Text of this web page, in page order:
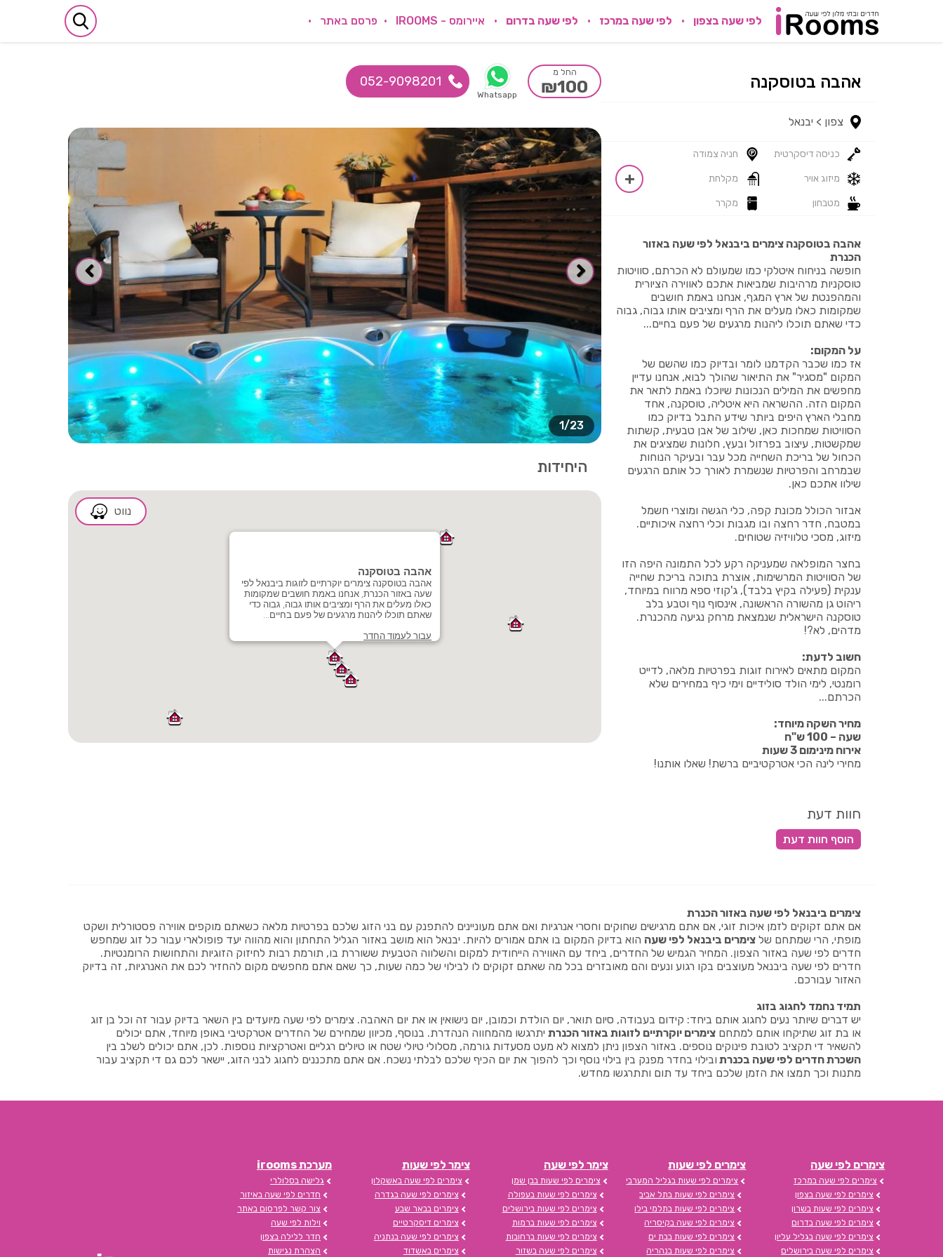
לפי שעה בצפון לפי שעה במרכז לפי שעה בדרום איירומס - IROOMS פרסם באתר
052-9098201
Whatsapp
החל מ
₪100
1/23
היחידות
נווט
אהבה בטוסקנה
אהבה בטוסקנה צימרים יוקרתיים לזוגות ביבנאל לפי
שעה באזור הכנרת, אנחנו באמת חושבים שמקומות
כאלו מעלים את הרף ומציבים אותו גבוה, גבוה כדי
שאתם תוכלו ליהנות מרגעים של פעם בחיים...
עבור לעמוד החדר
אהבה בטוסקנה
צפון > יבנאל
כניסה דיסקרטית חניה צמודה
מיזוג אויר מקלחת
מטבחון מקרר
אהבה בטוסקנה צימרים ביבנאל לפי שעה באזור
הכנרת
חופשה בניחוח איטלקי כמו שמעולם לא הכרתם, סוויטות
טוסקניות מרהיבות שמביאות אתכם לאווירה הציורית
והמהפנטת של ארץ המגף, אנחנו באמת חושבים
שמקומות כאלו מעלים את הרף ומציבים אותו גבוה, גבוה
כדי שאתם תוכלו ליהנות מרגעים של פעם בחיים...
על המקום:
אז כמו שכבר הקדמנו לומר ובדיוק כמו שהשם של
המקום "מסגיר" את התיאור שהולך לבוא, אנחנו עדיין
מחפשים את המילים הנכונות שיוכלו באמת לתאר את
המקום הזה. ההשראה היא איטליה, טוסקנה, אחד
מחבלי הארץ היפים ביותר שידע התבל בדיוק כמו
הסוויטות שמחכות כאן, שילוב של אבן טבעית, קשתות
שמקשטות, עיצוב בפרזול ובעץ, חלונות שמציגים את
הכחול של בריכת השחייה מכל עבר ובעיקר הנוחות
שבמרחב והפרטיות שנשמרת לאורך כל אותם הרגעים
שילוו אתכם כאן.
אבזור הכולל מכונת קפה, כלי הגשה ומוצרי חשמל
במטבח, חדר רחצה ובו מגבות וכלי רחצה איכותיים.
מיזוג, מסכי טלוויזיה שטוחים.
בחצר המופלאה שמעניקה רקע לכל התמונה היפה הזו
של הסוויטות המרשימות, אוצרת בתוכה בריכת שחייה
ענקית (פעילה בקיץ בלבד), ג'קוזי ספא מרווח במיוחד,
ריהוט גן מהשורה הראשונה, אינסוף נוף וטבע בלב
טוסקנה הישראלית שנמצאת מרחק נגיעה מהכנרת.
מדהים, לא?!
חשוב לדעת:
המקום מתאים לאירוח זוגות בפרטיות מלאה, לדייט
רומנטי, לימי הולד סולידיים וימי כיף במחירים שלא
הכרתם...
מחיר השקה מיוחד:
שעה – 100 ש"ח
אירוח מינימום 3 שעות
מחירי לינה הכי אטרקטיביים ברשת! שאלו אותנו!
חוות דעת
צימרים ביבנאל לפי שעה באזור הכנרת
אם אתם זקוקים לזמן איכות זוגי, אם אתם מרגישים שחוקים וחסרי אנרגיות ואם אתם מעוניינים להתפנק עם בני הזוג שלכם בפרטיות מלאה כשאתם מוקפים אווירה פסטורלית ושקט
מופתי, הרי שמתחם של צימרים ביבנאל לפי שעה הוא בדיוק המקום בו אתם אמורים להיות. יבנאל הוא מושב באזור הגליל התחתון והוא מהווה יעד פופולארי עבור כל זוג שמחפש
חדרים לפי שעה באזור הצפון. המחיר הגמיש של החדרים, ביחד עם האווירה הייחודית למקום והשלווה הטבעית ששוררת בו, תורמת רבות לחיזוק הזוגיות והתחושות הרומנטיות.
חדרים לפי שעה ביבנאל מעוצבים בקו רגוע ונעים והם מאובזרים בכל מה שאתם זקוקים לו לבילוי של כמה שעות, כך שאם אתם מחפשים מקום להחזיר לכם את האנרגיות, זה בדיוק
האזור עבורכם.
תמיד נחמד לחגוג בזוג
יש דברים שיותר נעים לחגוג אותם ביחד: קידום בעבודה, סיום תואר, יום הולדת וכמובן, יום נישואין או את יום האהבה. צימרים לפי שעה מיועדים בין השאר בדיוק עבור זה וכל בן זוג
או בת זוג שתיקחו אותם למתחם צימרים יוקרתיים לזוגות באזור הכנרת יתרגשו מהמחווה הנהדרת. בנוסף, מכיוון שמחירם של החדרים אטרקטיבי באופן מיוחד, אתם יכולים
להשאיר די תקציב לטובת פינוקים נוספים. באזור הצפון ניתן למצוא לא מעט מסעדות גורמה, מסלולי טיולי שטח או טיולים רגליים ואטרקציות נוספות. לכן, אתם יכולים לשלב בין
השכרת חדרים לפי שעה בכנרת ובילוי בחדר מפנק בין בילוי נוסף וכך להפוך את יום הכיף שלכם לבלתי נשכח. אם אתם מתכננים לחגוג לבני הזוג, יישאר לכם גם די תקציב עבור
מתנות וכך תמצו את הזמן שלכם ביחד עד תום ותתרגשו מחדש.
צימרים לפי שעה
צימרים לפי שעה במרכז
צימרים לפי שעה בצפון
צימרים לפי שעות בשרון
צימרים לפי שעה בדרום
צימרים לפי שעה בגליל עליון
צימרים לפי שעה בירושלים
צימרים לפי שעות
צימרים לפי שעות בגליל המערבי
צימרים לפי שעות בתל אביב
צימרים לפי שעות בתלמי בילו
צימרים לפי שעה בקיסריה
צימרים לפי שעות בבת ים
צימרים לפי שעות בנהריה
צימר לפי שעה
צימרים לפי שעות בבן שמן
צימרים לפי שעות בעפולה
צימרים לפי שעות בירושלים
צימרים לפי שעות ברמות
צימרים לפי שעות ברחובות
צימרים לפי שעה בשזור
צימר לפי שעות
צימרים לפי שעה באשקלון
צימרים לפי שעה בגדרה
צימרים בבאר שבע
צימרים דיסקרטיים
צימרים לפי שעה בנתניה
צימרים באשדוד
מערכת irooms
גלישה בסלולרי
חדרים לפי שעה באיזור
צור קשר לפרסום באתר
וילות לפי שעה
חדר ללילה בצפון
הצהרת נגישות